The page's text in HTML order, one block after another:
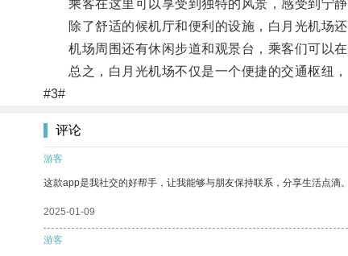
乘客在这里可以享受到独特的风景，感受到宁静
除了舒适的候机厅和便利的设施，白月光机场还
机场周围还有休闲步道和观景台，乘客们可以在
总之，白月光机场不仅是一个便捷的交通枢纽，
#3#
评论
游客
这款app是我社交的好帮手，让我能够与朋友保持联系，分享生活点滴。
2025-01-09
游客